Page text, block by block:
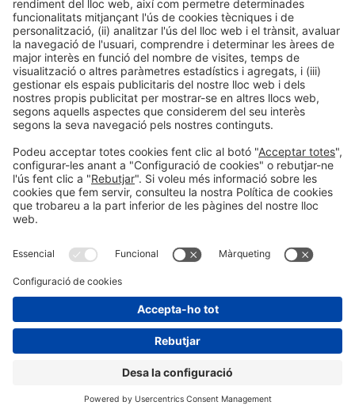
Col·laboradors